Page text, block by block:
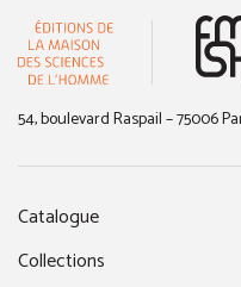
54, boulevard Raspail – 75006
Catalogue
Collections